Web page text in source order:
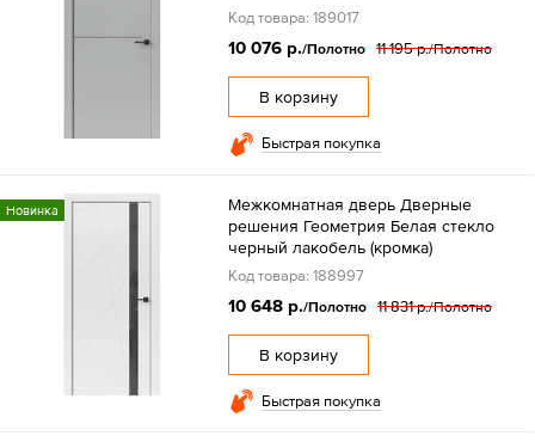
Код товара: 189017
10 076 р./Полотно 11 195 р./Полотно
В корзину
Быстрая покупка
Новинка
Межкомнатная дверь Дверные
решения Геометрия Белая стекло
черный лакобель (кромка)
Код товара: 188997
10 648 р./Полотно 11 831 р./Полотно
В корзину
Быстрая покупка